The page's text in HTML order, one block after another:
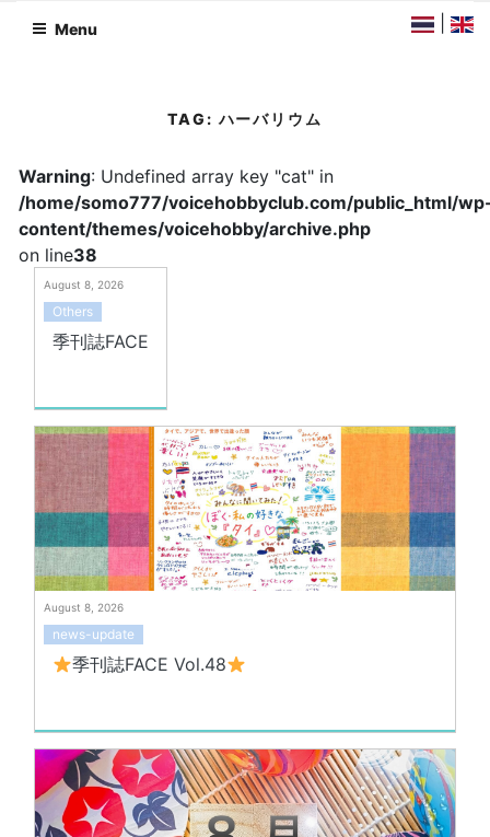
Menu |
TAG:ハーバリウム
Warning: Undefined array key "cat" in
/home/somo777/voicehobbyclub.com/public_html/
content/themes/voicehobby/archive.php
on line38
August 8, 2026
Others
季刊誌FACE
August 8, 2026
news-update
季刊誌FACE Vol.48